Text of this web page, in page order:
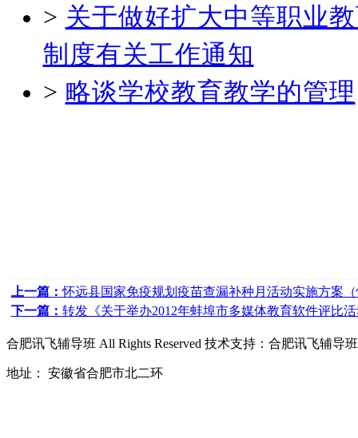
> 关于做好扩大中等职业
制度有关工作通知
> 略谈学校教育教学的管理
上一篇：怀远县国家免疫规划疫苗查漏补种月活动实施方案
下一篇： 转发《关于举办2012年蚌埠市多媒体教育软件评比
合肥讯飞辅导班 All Rights Reserved 技术支持： 合肥讯飞辅导班
地址： 安徽省合肥市北二环